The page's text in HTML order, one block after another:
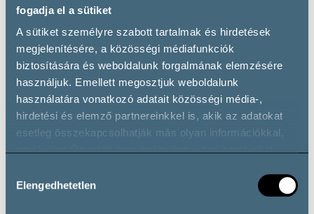
fogadja el a sütiket
A sütiket személyre szabott tartalmak és hirdetések
megjelenítésére, a közösségi médiafunkciók
biztosítására és weboldalunk forgalmának elemzésére
használjuk. Emellett megosztjuk weboldalunk
használatára vonatkozó adatait közösségi média-,
hirdetési és elemző partnereinkkel is, akik az adatokat
esetleg összekapcsolhatják más olyan információkkal,
során.
kiválasztása
Elengedhetetlen
Bővebben érdekel
A régió borászatai